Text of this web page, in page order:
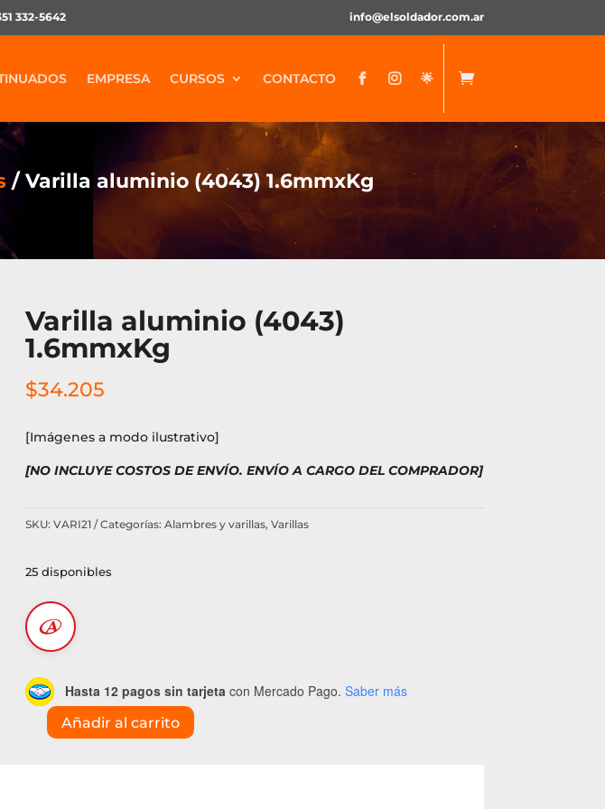
332-5642 info@elsoldador.com.ar
EMPRESA CURSOS CONTACTO   🌟
/ Varilla aluminio (4043) 1.6mmxKg
Varilla aluminio (4043)
1.6mmxKg
$34.205
[Imágenes a modo ilustrativo]
[NO INCLUYE COSTOS DE ENVÍO. ENVÍO A CARGO DEL COMPRADOR]
SKU: VARI21 Categorías: Alambres y varillas, Varillas
25 disponibles
Hasta 12 pagos sin tarjetacon Mercado Pago. Saber más
Varilla
Añadir al carrito